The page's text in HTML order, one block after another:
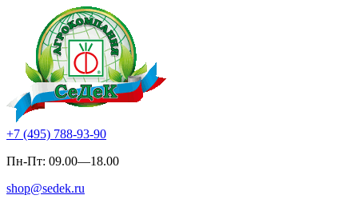
+7 (495) 788-93-90
Пн-Пт: 09.00—18.00
shop@sedek.ru